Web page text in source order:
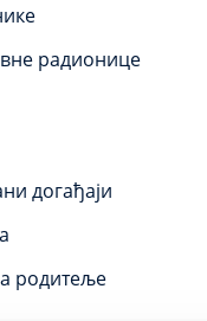
радионице
догађаји
родитеље